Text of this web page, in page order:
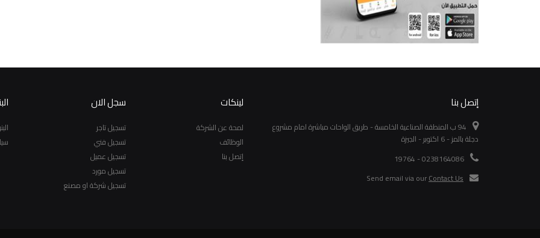
إتصل بنا
94 ب المنطقة الصناعية الخامسة - طريق الواحات مباشرة امام مشروع
دجلة بالمز - 6 اكتوبر - الجيزة
0238164086 - 19764
Send email via ourContact Us
لينكات
لمحة عن الشركة
الوظائف
إتصل بنا
سجل الان
تسجيل تاجر
تسجيل فني
تسجيل عميل
تسجيل مورد
تسجيل شركة او مصنع